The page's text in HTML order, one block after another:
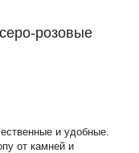
розовые
и удобные.
от камней и